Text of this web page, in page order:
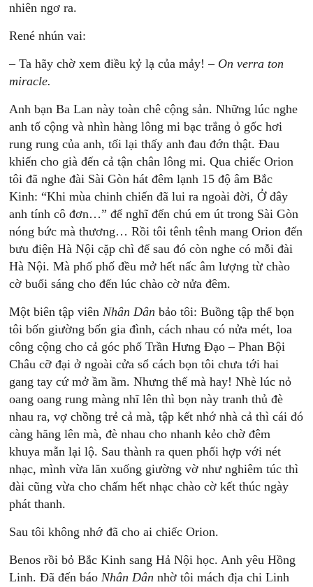
nhiên ngơ ra.
René nhún vai:
– Ta hãy chờ xem điều kỷ lạ của mảy! – On verra ton
miracle.
Anh bạn Ba Lan này toàn chê cộng sản. Những lúc nghe
anh tố cộng và nhìn hàng lông mi bạc trắng ỏ gốc hơi
rung rung của anh, tối lại thấy anh đau đớn thật. Đau
khiến cho già đến cả tận chân lông mi. Qua chiếc Orion
tôi đã nghe đài Sài Gòn hát đêm lạnh 15 độ âm Bắc
Kinh: “Khi mùa chinh chiến đã lui ra ngoài đời, Ở đây
anh tính cô đơn…” để nghĩ đến chú em út trong Sài Gòn
nóng bức mà thương… Rồi tôi tênh tênh mang Orion đến
bưu điện Hà Nội cặp chì để sau đó còn nghe có mỗi đài
Hà Nội. Mà phố phố đều mở hết nấc âm lượng từ chào
cờ buổi sáng cho đến lúc chào cờ nửa đêm.
Một biên tập viênNhân Dân bảo tôi: Buồng tập thế bọn
tôi bốn giường bốn gia đình, cách nhau có nửa mét, loa
công cộng cho cả góc phố Trần Hưng Đạo – Phan Bội
Châu cỡ đại ở ngoài cửa sổ cách bọn tôi chưa tới hai
gang tay cứ mở ầm ầm. Nhưng thế mà hay! Nhè lúc nỏ
oang oang rung màng nhĩ lên thì bọn này tranh thủ đè
nhau ra, vợ chồng trẻ cả mà, tập kết nhớ nhà cả thì cái đó
càng hăng lên mà, đè nhau cho nhanh kẻo chờ đêm
khuya mẫn lại lộ. Sau thành ra quen phối hợp với nét
nhạc, mình vừa lăn xuống giường vờ như nghiêm túc thì
đài cũng vừa cho chấm hết nhạc chào cờ kết thúc ngày
phát thanh.
Sau tôi không nhớ đã cho ai chiếc Orion.
Benos rồi bỏ Bắc Kinh sang Hả Nội học. Anh yêu Hồng
Linh. Đã đến báoNhân Dân nhờ tôi mách địa chi Linh